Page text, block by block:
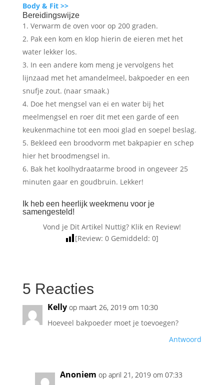
Body & Fit >>
Bereidingswijze
Verwarm de oven voor op 200 graden.
Pak een kom en klop hierin de eieren met het
water lekker los.
In een andere kom meng je vervolgens het
lijnzaad met het amandelmeel, bakpoeder en een
snufje zout. (naar smaak.)
Doe het mengsel van ei en water bij het
meelmengsel en roer dit met een garde of een
keukenmachine tot een mooi glad en soepel beslag.
Bekleed een broodvorm met bakpapier en schep
hier het broodmengsel in.
Bak het koolhydraatarme brood in ongeveer 25
minuten gaar en goudbruin. Lekker!
Ik heb een heerlijk weekmenu voor je
samengesteld!
Vond je Dit Artikel Nuttig? Klik en Review!
[Review:0 Gemiddeld:0]
5 Reacties
Kelly op maart 26, 2019 om 10:30
Hoeveel bakpoeder moet je toevoegen?
Antwoord
Anoniem op april 21, 2019 om 07:33